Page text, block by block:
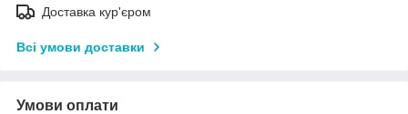
Доставка кур'єром
Всі умови доставки
Умови оплати